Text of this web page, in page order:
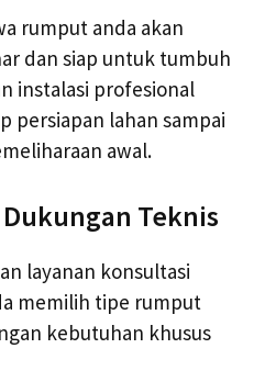
rumput anda akan
dan siap untuk tumbuh
instalasi profesional
persiapan lahan sampai
awal.
Teknis
layanan konsultasi
memilih tipe rumput
kebutuhan khusus